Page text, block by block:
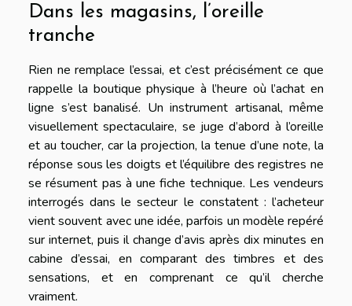
Dans les magasins, l’oreille
tranche
Rien ne remplace l’essai, et c’est précisément ce que
rappelle la boutique physique à l’heure où l’achat en
ligne s’est banalisé. Un instrument artisanal, même
visuellement spectaculaire, se juge d’abord à l’oreille
et au toucher, car la projection, la tenue d’une note, la
réponse sous les doigts et l’équilibre des registres ne
se résument pas à une fiche technique. Les vendeurs
interrogés dans le secteur le constatent : l’acheteur
vient souvent avec une idée, parfois un modèle repéré
sur internet, puis il change d’avis après dix minutes en
cabine d’essai, en comparant des timbres et des
sensations, et en comprenant ce qu’il cherche
vraiment.